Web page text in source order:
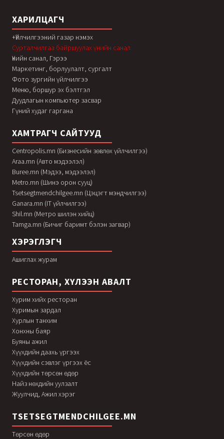
ХАРИЛЦАГЧ
+Үйлчилгээний газар нэмэх
Сурталчилгаа байршуулах үнийн санал
Үнийн санал, Гэрээ
Маркетинг, борлуулалт, сургалт
Фото зургийн үйлчилгээ
Меню, боршур эх бэлтгэл
Дуудлагын компьютер засвар
Гүний худаг гаргана
ХАМТРАГЧ САЙТУУД
Centropolis.mn (Бизнесийн зөвлөх үйлчилгээ)
Araa.mn (Авто мэдээлэл)
Buree.mn (Мэдээ, мэдээлэл)
Metro.mn (Шинэ орон сууц)
Tsetsegtmendchilgee.mn (Цэцэгт мэндчилгээ)
Ganara.mn (IT үйлчилгээ)
Shil.mn (Метро шилэн хийц)
Tamga.mn (Бичиг баримт бэлэн загвар)
ХЭРЭГЛЭГЧ
Ашиглах журам
РЕСТОРАН, ХҮЛЭЭН АВАЛТ
Хурим хийх ресторан
Хуримын зардал
Хурлын танхим
Хонхны баяр
Буяны ажил
Хүүхдийн даахь үргээх
Хүүхдийн сэвлэг үргээх ёс
Хүүхдийн төрсөн өдөр
Найз нөхдийн уулзалт
Жуулчид, Ажил хэрэг
TSETSEGTMENDCHILGEE.MN
Төрсөн өдөр